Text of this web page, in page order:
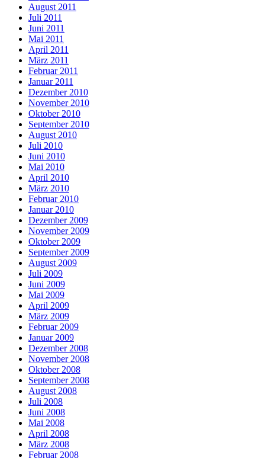
August 2011
Juli 2011
Juni 2011
Mai 2011
April 2011
März 2011
Februar 2011
Januar 2011
Dezember 2010
November 2010
Oktober 2010
September 2010
August 2010
Juli 2010
Juni 2010
Mai 2010
April 2010
März 2010
Februar 2010
Januar 2010
Dezember 2009
November 2009
Oktober 2009
September 2009
August 2009
Juli 2009
Juni 2009
Mai 2009
April 2009
März 2009
Februar 2009
Januar 2009
Dezember 2008
November 2008
Oktober 2008
September 2008
August 2008
Juli 2008
Juni 2008
Mai 2008
April 2008
März 2008
Februar 2008